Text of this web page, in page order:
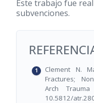
Este trabajo fue
subvenciones.
Clement N.
Fractures;
Arch Trauma
10.5812/